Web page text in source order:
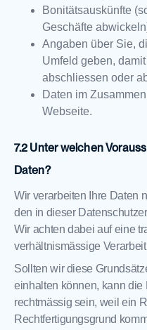
Bonitätsauskünfte
Geschäfte
Angaben über Sie,
Umfeld geben,
abschliessen oder
Daten im
Webseite.
Unter welchen
Daten?
Wir verarbeiten Ihre Daten
den in dieser
Wir achten dabei auf eine
verhältnismässige
Sollten wir diese
einhalten können, kann die
rechtmässig sein, weil ein
Rechtfertigungsgrund